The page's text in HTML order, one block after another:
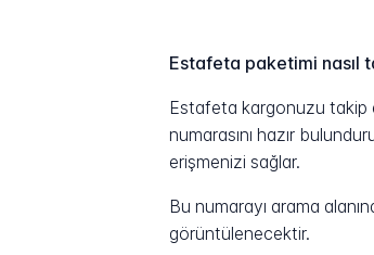
Estafeta paketimi nasıl
Estafeta kargonuzu takip
numarasını hazır
erişmenizi sağlar.
Bu numarayı arama
görüntülenecektir.